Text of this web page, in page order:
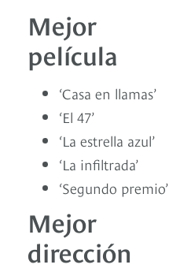
Mejor
película
‘Casa en llamas’
‘El 47’
‘La estrella azul’
‘La infiltrada’
‘Segundo premio’
Mejor
dirección